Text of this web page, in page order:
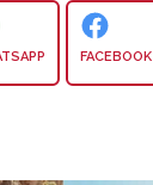
FACEBOOK